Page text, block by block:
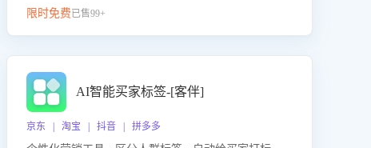
限时免费已售99+
AI智能买家标签-[客伴]
京东 | 淘宝 | 抖音 | 拼多多